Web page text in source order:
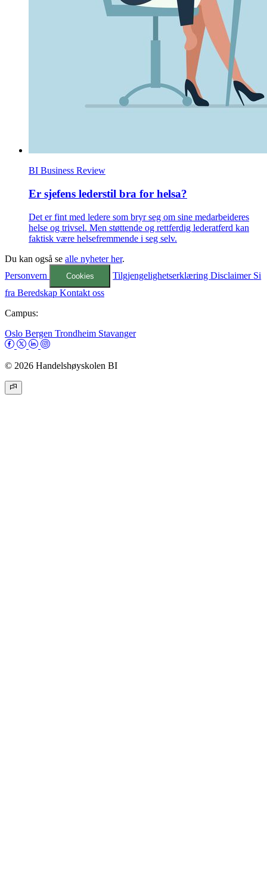
BI Business Review
Er sjefens lederstil bra for helsa?
Det er fint med ledere som bryr seg om sine medarbeideres
helse og trivsel. Men støttende og rettferdig lederatferd kan
faktisk være helsefremmende i seg selv.
Du kan også se alle nyheter her.
Personvern
Cookies TilgjengelighetserklæringDisclaimer Si
fra Beredskap Kontakt oss
Campus:
Oslo Bergen Trondheim Stavanger
© 2026 Handelshøyskolen BI